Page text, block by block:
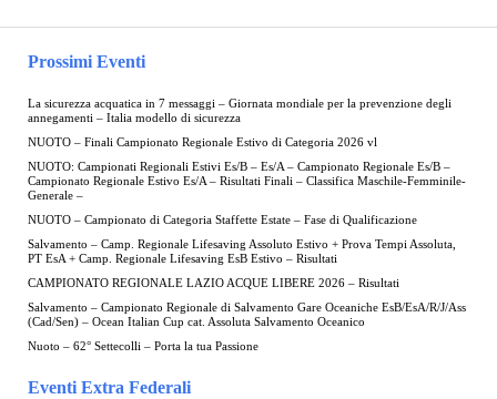
Prossimi Eventi
La sicurezza acquatica in 7 messaggi – Giornata mondiale per la prevenzione degli
annegamenti – Italia modello di sicurezza
NUOTO – Finali Campionato Regionale Estivo di Categoria 2026 vl
NUOTO: Campionati Regionali Estivi Es/B – Es/A – Campionato Regionale Es/B –
Campionato Regionale Estivo Es/A – Risultati Finali – Classifica Maschile-Femminile-
Generale –
NUOTO – Campionato di Categoria Staffette Estate – Fase di Qualificazione
Salvamento – Camp. Regionale Lifesaving Assoluto Estivo + Prova Tempi Assoluta,
PT EsA + Camp. Regionale Lifesaving EsB Estivo – Risultati
CAMPIONATO REGIONALE LAZIO ACQUE LIBERE 2026 – Risultati
Salvamento – Campionato Regionale di Salvamento Gare Oceaniche EsB/EsA/R/J/Ass
(Cad/Sen) – Ocean Italian Cup cat. Assoluta Salvamento Oceanico
Nuoto – 62° Settecolli – Porta la tua Passione
Eventi Extra Federali